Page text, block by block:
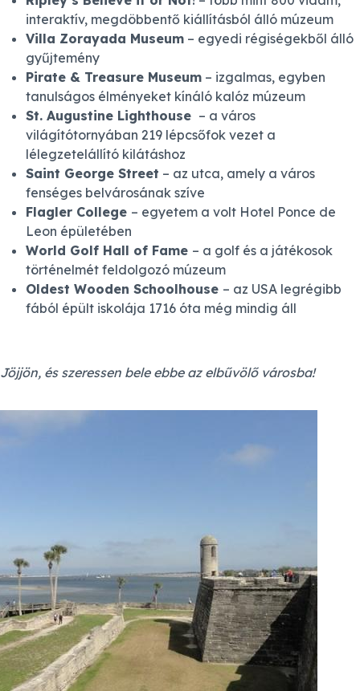
interaktív, megdöbbentő kiállításból álló múzeum
Villa Zorayada Museum – egyedi régiségekből álló
gyűjtemény
Pirate & Treasure Museum – izgalmas, egyben
tanulságos élményeket kínáló kalóz múzeum
St. Augustine Lighthouse – a város
világítótornyában 219 lépcsőfok vezet a
lélegzetelállító kilátáshoz
Saint George Street – az utca, amely a város
fenséges belvárosának szíve
Flagler College – egyetem a volt Hotel Ponce de
Leon épületében
World Golf Hall of Fame – a golf és a játékosok
történelmét feldolgozó múzeum
Oldest Wooden Schoolhouse – az USA legrégibb
fából épült iskolája 1716 óta még mindig áll
Jöjjön, és szeressen bele ebbe az elbűvölő városba!